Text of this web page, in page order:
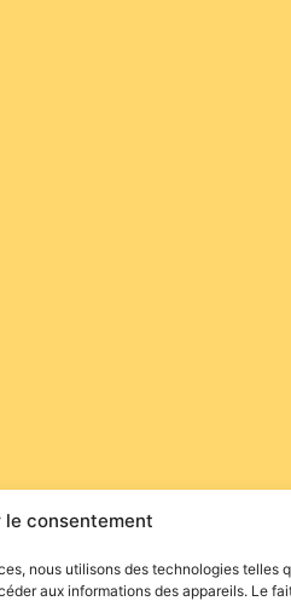
le consentement
nous utilisons des technologies telles
aux informations des appareils. Le